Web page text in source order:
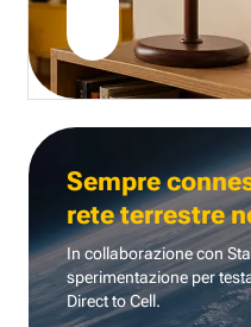
Sempre
rete terrestre
In collaborazione con
sperimentazione per
Direct to Cell.